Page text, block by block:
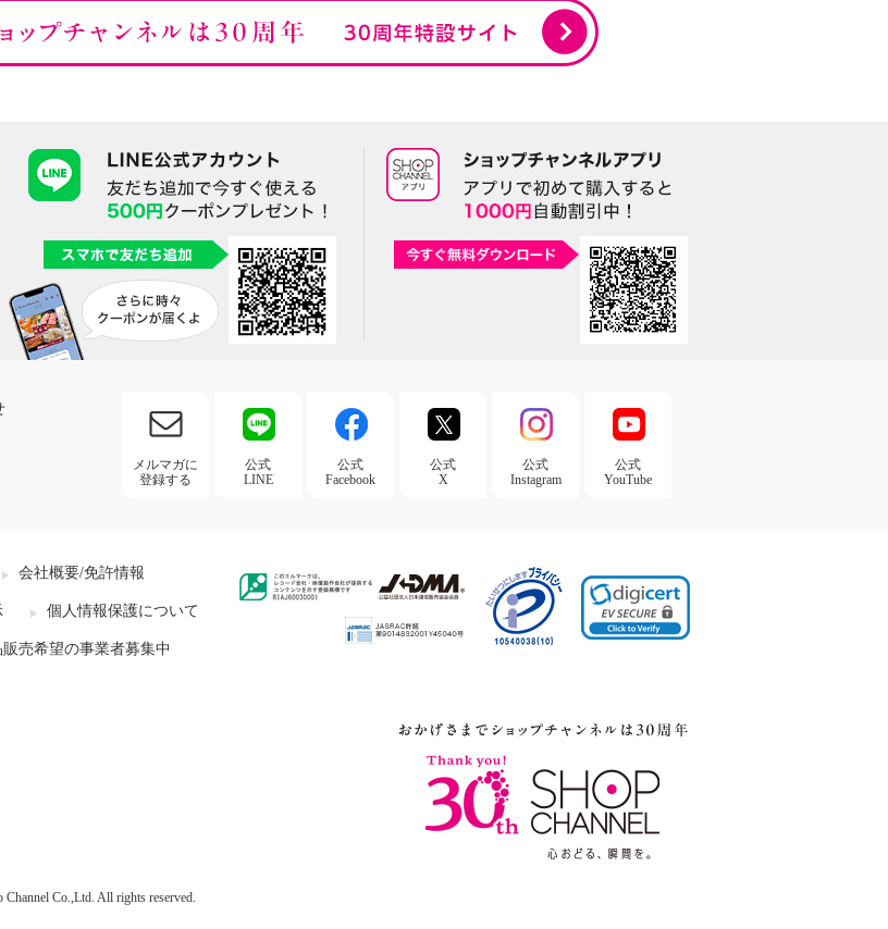
メルマガに
登録する
公式
LINE
公式
Facebook
公式
X
公式
Instagram
公式
YouTube
会社概要/免許情報
個人情報保護について
売希望の事業者募集中
Channel Co.,Ltd. All rights reserved.